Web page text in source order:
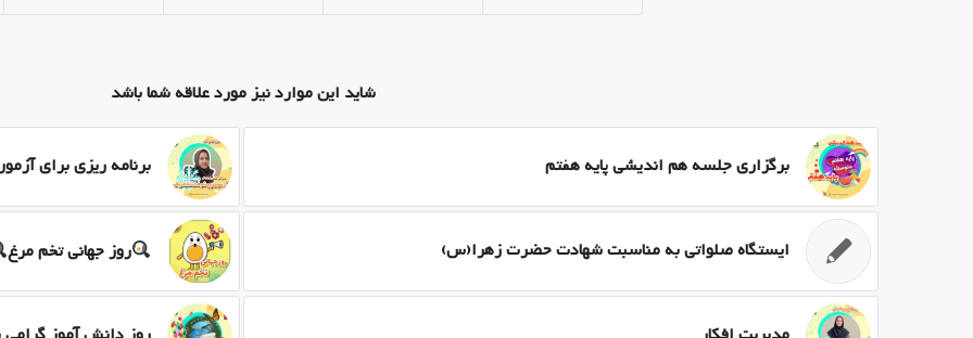
شاید این موارد نیز مورد علاقه شما باشد
برنامه ریزی برای برگزاری جلسه هم اندیشی پایه هفتم
روز جهانی تخم مرغ ایستگاه صلواتی به مناسبت شهادت حضرت زهرا(س)